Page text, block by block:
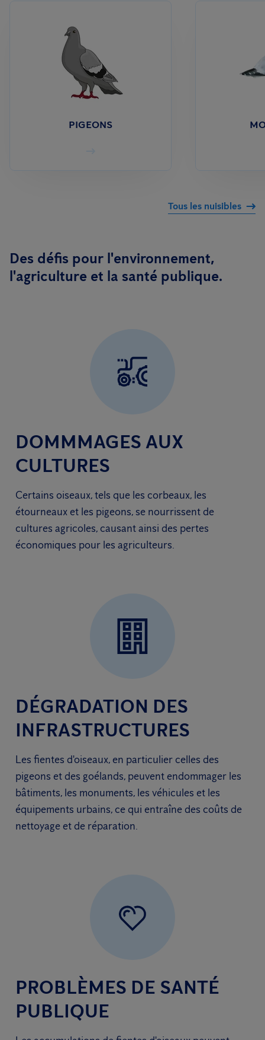
PIGEONS
Tous les nuisibles
Des défis pour l'environnement,
l'agriculture et la santé publique.
DOMMMAGES AUX
CULTURES
Certains oiseaux, tels que les corbeaux, les
étourneaux et les pigeons, se nourrissent de
cultures agricoles, causant ainsi des pertes
économiques pour les agriculteurs.
DÉGRADATION DES
INFRASTRUCTURES
Les fientes d'oiseaux, en particulier celles des
pigeons et des goélands, peuvent endommager les
bâtiments, les monuments, les véhicules et les
équipements urbains, ce qui entraîne des coûts de
nettoyage et de réparation.
PROBLÈMES DE SANTÉ
PUBLIQUE